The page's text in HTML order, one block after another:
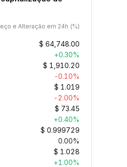
e Alteração em 24h (%)
$ 64,748.00
+0.30%
$ 1,910.20
-0.10%
$ 1.019
-2.00%
$ 73.45
+0.40%
$ 0.999729
0.00%
$ 1.028
+1.00%